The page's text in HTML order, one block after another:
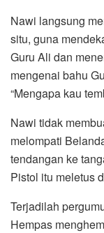
Nawi langsung
situ, guna
Guru Ali dan
mengenai bahu
“Mengapa kau
Nawi tidak
melompati
tendangan ke
Pistol itu meletus
Terjadilah
Hempas